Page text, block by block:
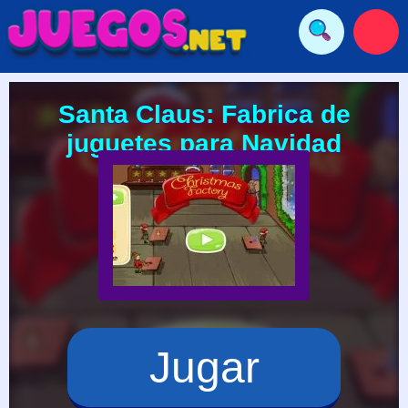
Santa Claus: Fabrica de
juguetes para Navidad
Jugar